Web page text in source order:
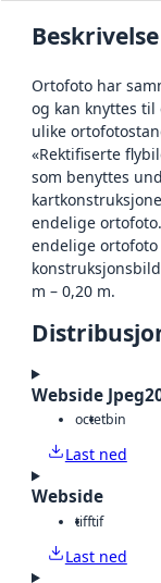
Beskrivelse
Ortofoto har
og kan knyttes
ulike
«Rektifiserte
som benyttes
endelige
endelige
m – 0,20 m.
Webside
octetbin
Last ned
Webside
tifftif
Last ned